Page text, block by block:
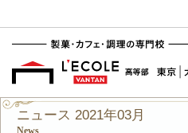
ニュース 2021年03月